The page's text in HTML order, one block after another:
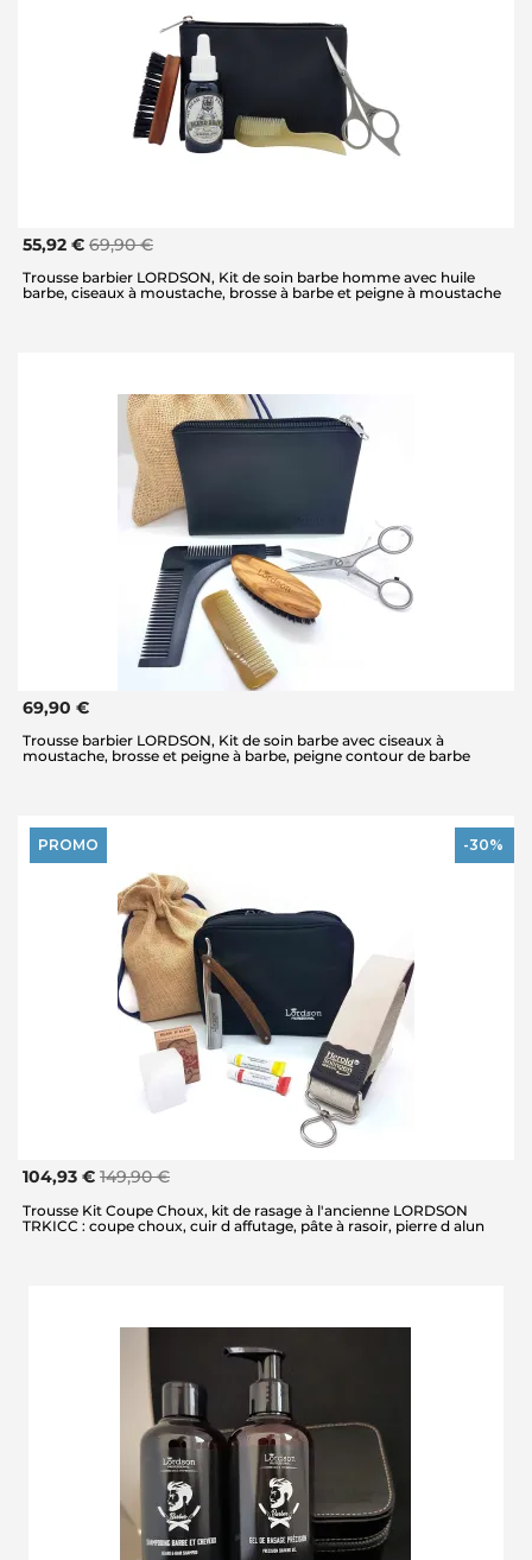
55,92 € 69,90 €
Trousse barbier LORDSON, Kit de soin barbe homme avec huile
barbe, ciseaux à moustache, brosse à barbe et peigne à moustache
69,90 €
Trousse barbier LORDSON, Kit de soin barbe avec ciseaux à
moustache, brosse et peigne à barbe, peigne contour de barbe
PROMO -30%
104,93 € 149,90 €
Trousse Kit Coupe Choux, kit de rasage à l'ancienne LORDSON
TRKICC : coupe choux, cuir d affutage, pâte à rasoir, pierre d alun